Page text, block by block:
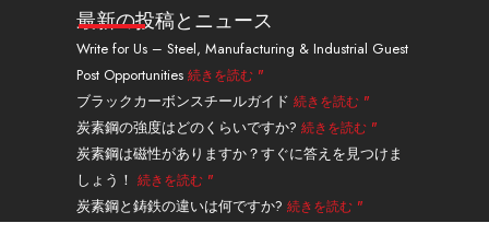
ト
イ
ン
t
u
b
e
ス
・
ツ
イ
ッ
タ
ー
レ
ス
ト
グ
ラ
ブ
ッ
最新の投稿とニュース
Write for Us – Steel, Manufacturing & Industrial Guest
Post Opportunities 続きを読む "
ブラックカーボンスチールガイド 続きを読む "
炭素鋼の強度はどのくらいですか? 続きを読む "
炭素鋼は磁性がありますか？すぐに答えを見つけま
しょう！ 続きを読む "
炭素鋼と鋳鉄の違いは何ですか? 続きを読む "